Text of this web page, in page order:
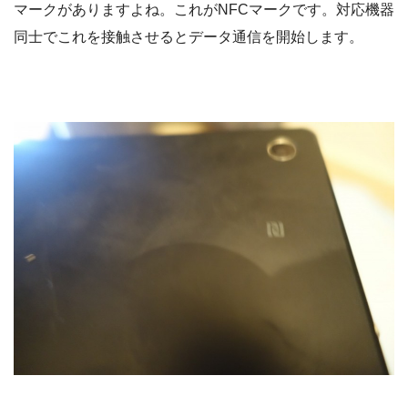
マークがありますよね。これがNFCマークです。対応機器
同士でこれを接触させるとデータ通信を開始します。